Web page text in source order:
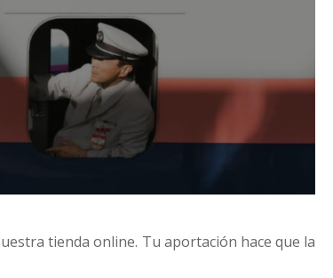
tienda online. Tu aportación hace que la